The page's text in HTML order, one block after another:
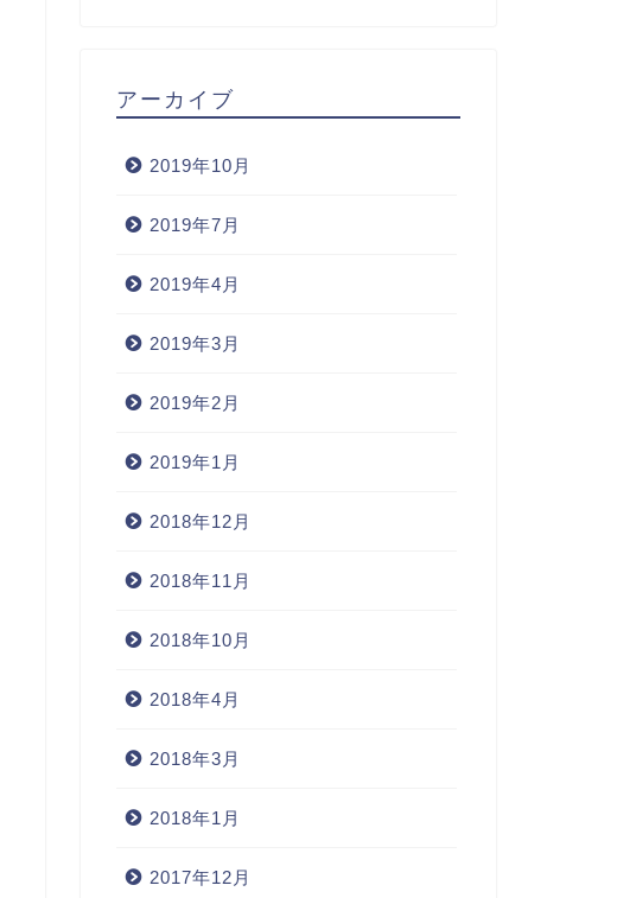
アーカイブ
2019年10月
2019年7月
2019年4月
2019年3月
2019年2月
2019年1月
2018年12月
2018年11月
2018年10月
2018年4月
2018年3月
2018年1月
2017年12月